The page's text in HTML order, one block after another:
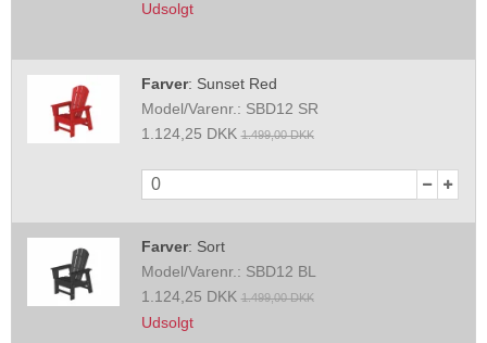
Udsolgt
Farver: Sunset Red
Model/Varenr.: SBD12 SR
1.124,25 DKK 1.499,00 DKK
Farver: Sort
Model/Varenr.: SBD12 BL
1.124,25 DKK 1.499,00 DKK
Udsolgt